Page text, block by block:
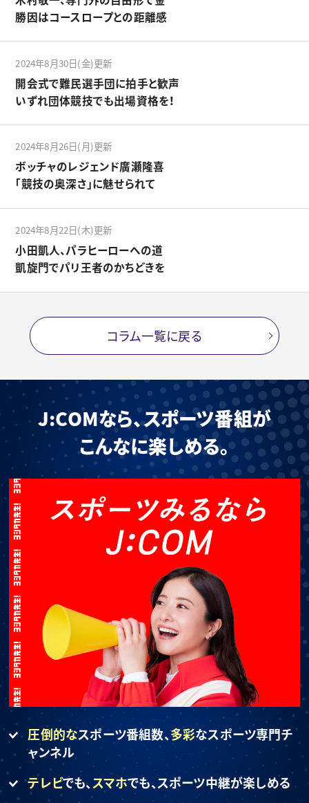
勝因はコースロープとの距離感
2024年8月30日(金)更新
開会式で難民選手団に拍手と歓声
いずれ団体競技でも出場資格を！
2024年8月26日(月)更新
ボッチャのレジェンド廣瀬隆喜
「競技の奥深さ」に魅せられて
2024年8月22日(木)更新
小田凱人、パラヒーローへの道
凱旋門でパリ王者のかちどきを
コラム一覧に戻る
J:COMなら、スポーツ番組が
こんなに楽しめる。
圧倒的なスポーツ番組数、多彩なスポーツ専門チ
ャンネル
テレビでも、スマホでも、スポーツ中継が楽しめる